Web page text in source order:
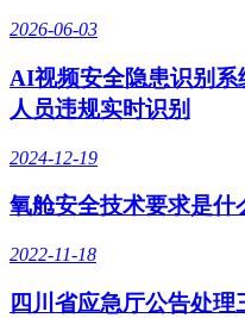
2026-06-03
AI视频安全隐患识别
人员违规实时识别
2024-12-19
氧舱安全技术要求是什
2022-11-18
四川省应急厅公告处